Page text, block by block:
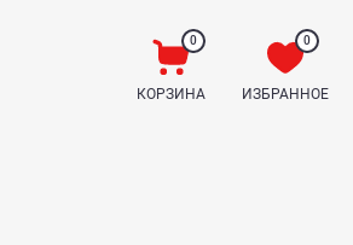
0
КОРЗИНА
0
ИЗБРАННОЕ